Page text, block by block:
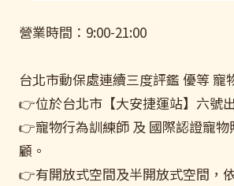
營業時間：9:00-21:00
台北市動保處連續三度評鑑 優等 寵
👉位於台北市【大安捷運站】六號
👉寵物行為訓練師 及 國際認證寵物
顧。
👉有開放式空間及半開放式空間，